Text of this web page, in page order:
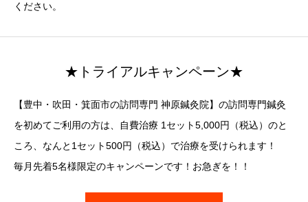
ください。
★トライアルキャンペーン★
【豊中・吹田・箕面市の訪問専門 神原鍼灸院】の訪問専門鍼灸
を初めてご利用の方は、自費治療 1セット5,000円（税込）のと
ころ、なんと1セット500円（税込）で治療を受けられます！
毎月先着5名様限定のキャンペーンです！お急ぎを！！